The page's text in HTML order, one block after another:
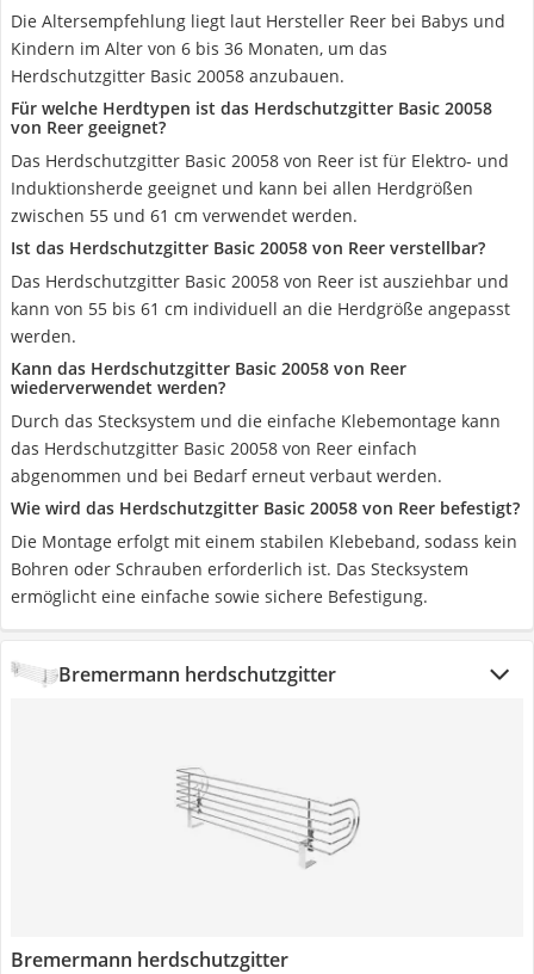
Die Altersempfehlung liegt laut Hersteller Reer bei Babys und
Kindern im Alter von 6 bis 36 Monaten, um das
Herdschutzgitter Basic 20058 anzubauen.
Für welche Herdtypen ist das Herdschutzgitter Basic 20058
von Reer geeignet?
Das Herdschutzgitter Basic 20058 von Reer ist für Elektro- und
Induktionsherde geeignet und kann bei allen Herdgrößen
zwischen 55 und 61 cm verwendet werden.
Ist das Herdschutzgitter Basic 20058 von Reer verstellbar?
Das Herdschutzgitter Basic 20058 von Reer ist ausziehbar und
kann von 55 bis 61 cm individuell an die Herdgröße angepasst
werden.
Kann das Herdschutzgitter Basic 20058 von Reer
wiederverwendet werden?
Durch das Stecksystem und die einfache Klebemontage kann
das Herdschutzgitter Basic 20058 von Reer einfach
abgenommen und bei Bedarf erneut verbaut werden.
Wie wird das Herdschutzgitter Basic 20058 von Reer befestigt?
Die Montage erfolgt mit einem stabilen Klebeband, sodass kein
Bohren oder Schrauben erforderlich ist. Das Stecksystem
ermöglicht eine einfache sowie sichere Befestigung.
Bremermann herdschutzgitter
Bremermann herdschutzgitter